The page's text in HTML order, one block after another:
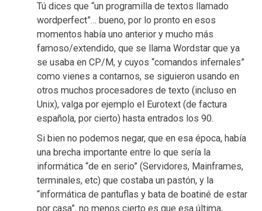
Tú dices que “un programilla de textos llamado
wordperfect”… bueno, por lo pronto en esos
momentos había uno anterior y mucho más
famoso/extendido, que se llama Wordstar que ya
se usaba en CP/M, y cuyos “comandos infernales”
como vienes a contarnos, se siguieron usando en
otros muchos procesadores de texto (incluso en
Unix), valga por ejemplo el Eurotext (de factura
española, por cierto) hasta entrados los 90.
Si bien no podemos negar, que en esa época, había
una brecha importante entre lo que sería la
informática “de en serio” (Servidores, Mainframes,
terminales, etc) que costaba un pastón, y la
“informática de pantuflas y bata de boatiné de estar
por casa”, no menos cierto es que esa última,